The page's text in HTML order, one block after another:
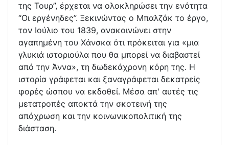
της Τουρ”, έρχεται να ολοκληρώσει την ενότητα
“Οι εργένηδες”. Ξεκινώντας ο Μπαλζάκ το έργο,
τον Ιούλιο του 1839, ανακοινώνει στην
αγαπημένη του Χάνσκα ότι πρόκειται για «µια
γλυκιά ιστοριούλα που θα µπορεί να διαβαστεί
από την Άννα», τη δωδεκάχρονη κόρη της. Η
ιστορία γράφεται και ξαναγράφεται δεκατρείς
φορές ώσπου να εκδοθεί. Μέσα απ' αυτές τις
µετατροπές αποκτά την σκοτεινή της
απόχρωση και την κοινωνικοπολιτική της
διάσταση.